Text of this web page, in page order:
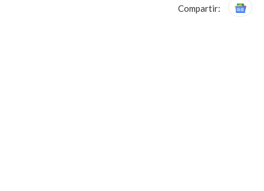
Compartir: